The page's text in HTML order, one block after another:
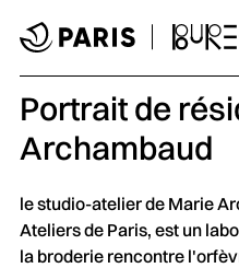
Portrait de
Archambaud
le studio-atelier de Marie
Ateliers de Paris, est un
la broderie rencontre